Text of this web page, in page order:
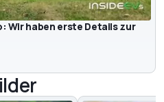
Wir haben erste Details zur